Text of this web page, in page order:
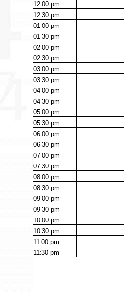
12:00pm
12:30pm
01:00pm
01:30pm
02:00pm
02:30pm
03:00pm
03:30pm
04:00pm
04:30pm
05:00pm
05:30pm
06:00pm
06:30pm
07:00pm
07:30pm
08:00pm
08:30pm
09:00pm
09:30pm
10:00pm
10:30pm
11:00pm
11:30pm